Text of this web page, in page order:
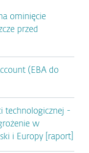
ominięcie
przed
(EBA do
technologicznej -
w
i Europy [raport]